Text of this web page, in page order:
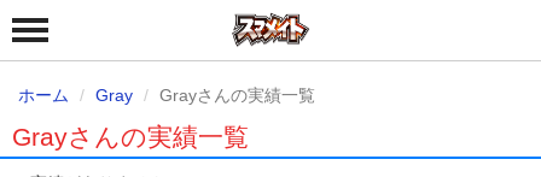
ホーム Gray Grayさんの実績一覧
Grayさんの実績一覧